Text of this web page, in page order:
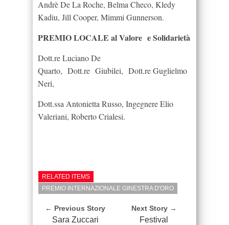
Andrè De La Roche, Belma Checo, Kledy
Kadiu, Jill Cooper, Mimmi Gunnerson.
PREMIO LOCALE al Valore e Solidarietà
Dott.re Luciano De
Quarto, Dott.re Giubilei, Dott.re Guglielmo
Neri,
Dott.ssa Antonietta Russo, Ingegnere Elio
Valeriani, Roberto Crialesi.
RELATED ITEMS
PREMIO INTERNAZIONALE GINESTRA D'ORO
← Previous Story
Sara Zuccari
Next Story →
Festival